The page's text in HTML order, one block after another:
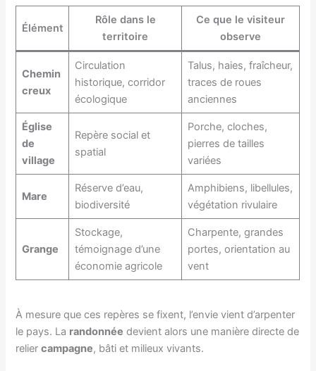
Élément
Rôle dans le
territoire
Ce que le visiteur
observe
Chemin
creux
Circulation
historique, corridor
écologique
Talus, haies, fraîcheur,
traces de roues
anciennes
Église
de
village
Repère social et
spatial
Porche, cloches,
pierres de tailles
variées
Mare
Réserve d’eau,
biodiversité
Amphibiens, libellules,
végétation rivulaire
Grange
Stockage,
témoignage d’une
économie agricole
Charpente, grandes
portes, orientation au
vent
À mesure que ces repères se fixent, l’envie vient d’arpenter
le pays. La randonnée devient alors une manière directe de
reliercampagne, bâti et milieux vivants.